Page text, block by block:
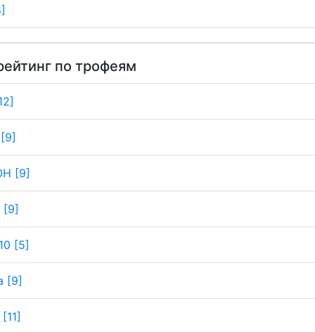
по трофеям
[9]
[9]
[5]
[9]